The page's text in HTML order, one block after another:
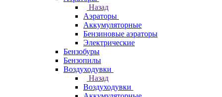
Назад
Аэраторы
Аккумуляторные
Бензиновые аэраторы
Электрические
Бензобуры
Бензопилы
Воздуходувки
Назад
Воздуходувки